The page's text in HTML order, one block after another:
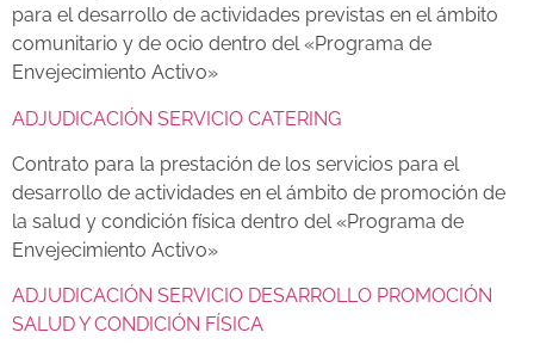
para el desarrollo de actividades previstas en el ámbito
comunitario y de ocio dentro del «Programa de
Envejecimiento Activo»
ADJUDICACIÓN SERVICIO CATERING
Contrato para la prestación de los servicios para el
desarrollo de actividades en el ámbito de promoción de
la salud y condición física dentro del «Programa de
Envejecimiento Activo»
ADJUDICACIÓN SERVICIO DESARROLLO PROMOCIÓN
SALUD Y CONDICIÓN FÍSICA